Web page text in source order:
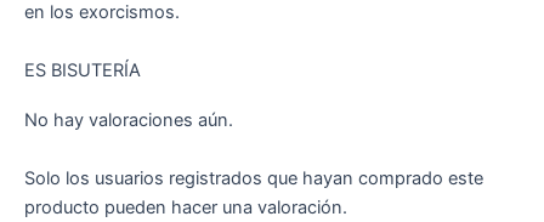
en los exorcismos.
ES BISUTERÍA
No hay valoraciones aún.
Solo los usuarios registrados que hayan comprado este
producto pueden hacer una valoración.